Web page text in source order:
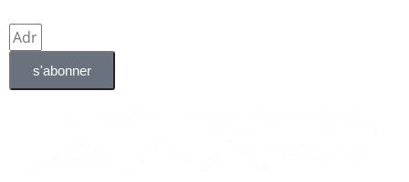
s'abonner